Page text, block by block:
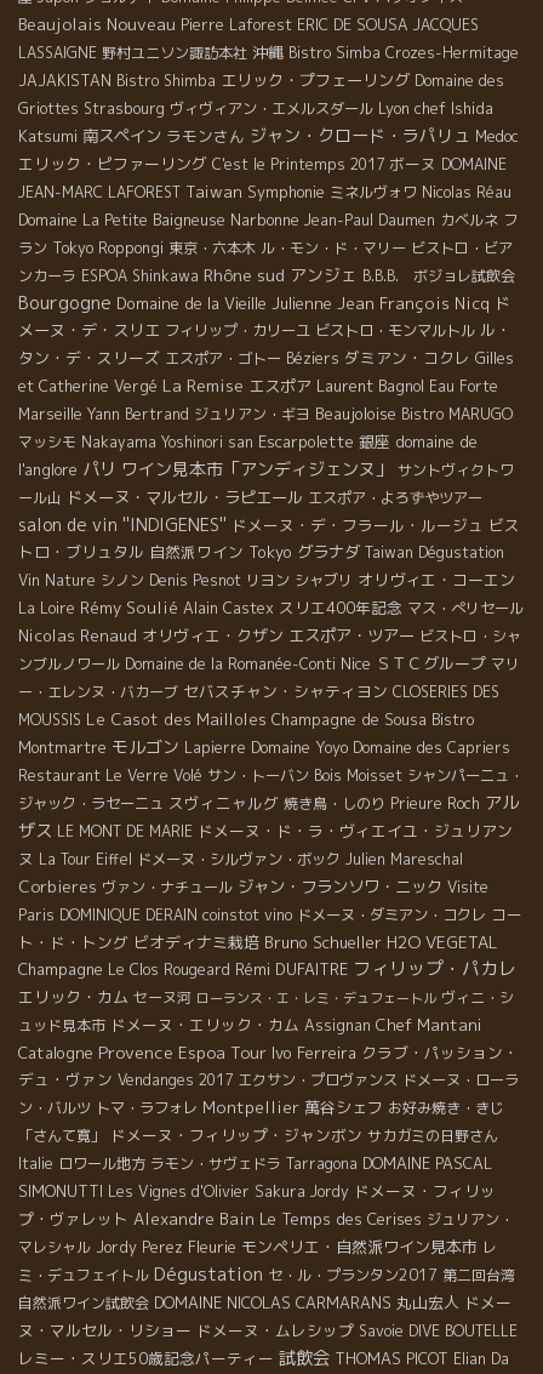
Beaujolais Nouveau Pierre Laforest ERIC DE SOUSA JACQUES
LASSAIGNE 野村ユニソン諏訪本社 沖縄 Bistro Simba Crozes-Hermitage
JAJAKISTAN Bistro Shimba エリック・プフェーリング Domaine des
Griottes Strasbourg ヴィヴィアン・エメルスダール Lyon chef Ishida
Katsumi 南スペイン ラモンさん ジャン・クロード・ラパリュ Medoc
エリック・ピファーリング C'est le Printemps 2017 ボーヌ DOMAINE
JEAN-MARC LAFOREST Taiwan Symphonie ミネルヴォワ Nicolas Réau
Domaine La Petite Baigneuse Narbonne Jean-Paul Daumen カベルネ フ
ラン Tokyo Roppongi 東京・六本木 ル・モン・ド・マリー ビストロ・ビア
ンカーラ ESPOA Shinkawa Rhône sud アンジェ B.B.B. ボジョレ試飲会
Bourgogne Domaine de la Vieille Julienne Jean François Nicq ド
メーヌ・デ・スリエ フィリップ・カリーユ ビストロ・モンマルトル ル・
タン・デ・スリーズ エスポア・ゴトー Béziers ダミアン・コクレ Gilles
et Catherine Vergé La Remise エスポア Laurent Bagnol Eau Forte
Marseille Yann Bertrand ジュリアン・ギヨ Beaujoloise Bistro MARUGO
マッシモ Nakayama Yoshinori san Escarpolette 銀座 domaine de
l'anglore パリ ワイン見本市「アンディジェンヌ」
サントヴィクトワ
ール山 ドメーヌ・マルセル・ラピエール エスポア・よろずやツアー
salon de vin ''INDIGENES'' ドメーヌ・デ・フラール・ルージュ ビス
トロ・ブリュタル 自然派ワイン Tokyo グラナダ Taiwan Dégustation
Vin Nature シノン Denis Pesnot リヨン シャブリ オリヴィエ・コーエン
La Loire Rémy Soulié Alain Castex スリエ400年記念 マス・ぺリセール
Nicolas Renaud オリヴィエ・クザン エスポア・ツアー ビストロ・シャ
ンブルノワール Domaine de la Romanée-Conti Nice ＳＴＣグループ マリ
ー・エレンヌ・バカーブ セバスチャン・シャティヨン CLOSERIES DES
MOUSSIS Le Casot des Mailloles Champagne de Sousa Bistro
Montmartre モルゴン Lapierre Domaine Yoyo Domaine des Capriers
Restaurant Le Verre Volé サン・トーバン Bois Moisset シャンパーニュ・
ジャック・ラセーニュ スヴィニャルグ 焼き鳥・しのり Prieure Roch アル
ザス LE MONT DE MARIE ドメーヌ・ド・ラ・ヴィエイユ・ジュリアン
ヌ La Tour Eiffel ドメーヌ・シルヴァン・ボック Julien Mareschal
Corbieres ヴァン・ナチュール ジャン・フランソワ・ニック Visite
Paris DOMINIQUE DERAIN coinstot vino ドメーヌ・ダミアン・コクレ コー
ト・ド・トング ビオディナミ栽培 Bruno Schueller H2O VEGETAL
Champagne Le Clos Rougeard Rémi DUFAITRE フィリップ・パカレ
エリック・カム セーヌ河 ローランス・エ・レミ・デュフェートル ヴィニ・シ
ュッド見本市 ドメーヌ・エリック・カム Assignan Chef Mantani
Catalogne Provence Espoa Tour Ivo Ferreira クラブ・パッション・
デュ・ヴァン Vendanges 2017 エクサン・プロヴァンス ドメーヌ・ローラ
ン・バルツ トマ・ラフォレ Montpellier 萬谷シェフ お好み焼き・きじ
「さんて寛」
ドメーヌ・フィリップ・ジャンボン サカガミの日野さん
Italie ロワール地方 ラモン・サヴェドラ Tarragona DOMAINE PASCAL
SIMONUTTI Les Vignes d'Olivier Sakura Jordy ドメーヌ・フィリッ
プ・ヴァレット Alexandre Bain Le Temps des Cerises ジュリアン・
マレシャル Jordy Perez Fleurie モンペリエ・自然派ワイン見本市 レ
ミ・デュフェイトル Dégustation セ・ル・プランタン2017 第二回台湾
自然派ワイン試飲会 DOMAINE NICOLAS CARMARANS 丸山宏人 ドメー
ヌ・マルセル・リショー ドメーヌ・ムレシップ Savoie DIVE BOUTELLE
レミー・スリエ50歳記念パーティー 試飲会 THOMAS PICOT Elian Da